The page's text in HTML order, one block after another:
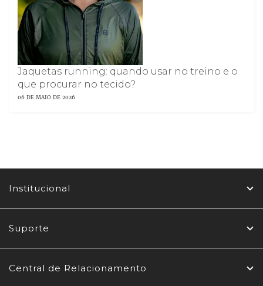
Jaquetas running: quando usar no treino e o
que procurar no tecido?
06 DE MAIO DE 2026
Institucional
Suporte
Central de Relacionamento